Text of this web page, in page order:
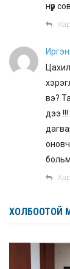
нүүр
Иргэн
вэ?
дээ
ХОЛБООТОЙ